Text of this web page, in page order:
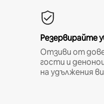
Резервирайте
Отзиви от
гости и
на удължения